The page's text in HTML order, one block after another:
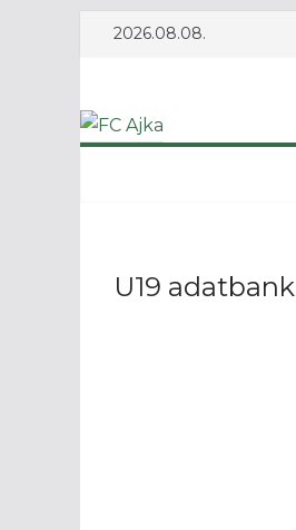
Skip2026.08.08.
U19 adatbank